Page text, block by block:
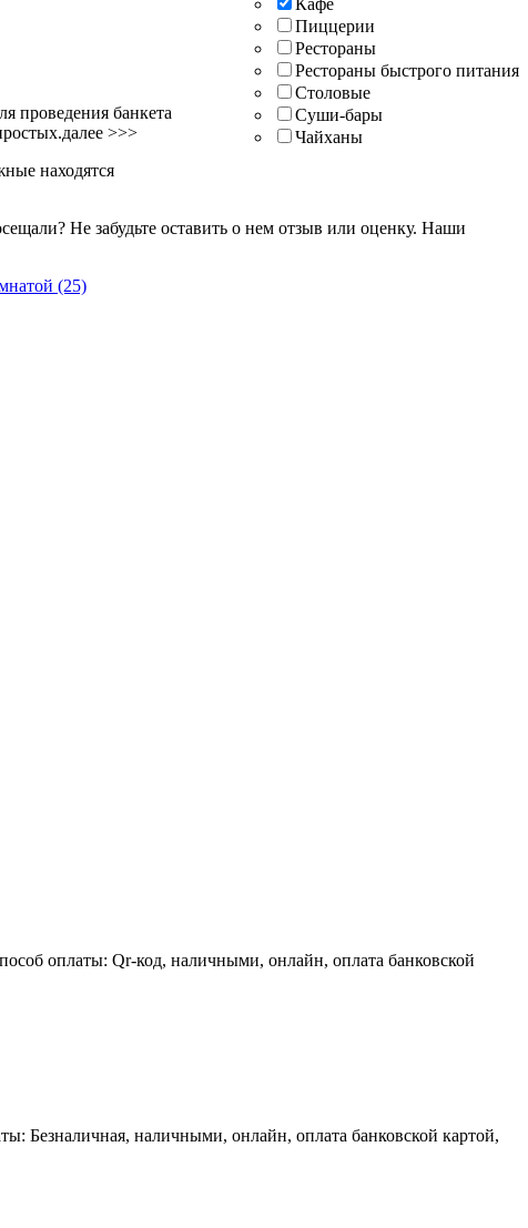
Кафе
Пиццерии
Рестораны
Рестораны быстрого питания
Столовые
Суши-бары
Чайханы
проведения банкета
далее >>>
находятся
Не забудьте оставить о нем отзыв или оценку. Наши
(25)
оплаты: Qr-код, наличными, онлайн, оплата банковской
Безналичная, наличными, онлайн, оплата банковской картой,